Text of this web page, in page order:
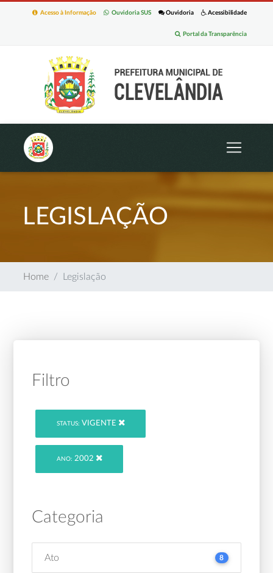
Acessibilidade
Ouvidoria
Ouvidoria SUS
Acesso à Informação
Portal da Transparência
LEGISLAÇÃO
Home Legislação
Filtro
STATUS: VIGENTE
ANO: 2002
Categoria
Ato 8